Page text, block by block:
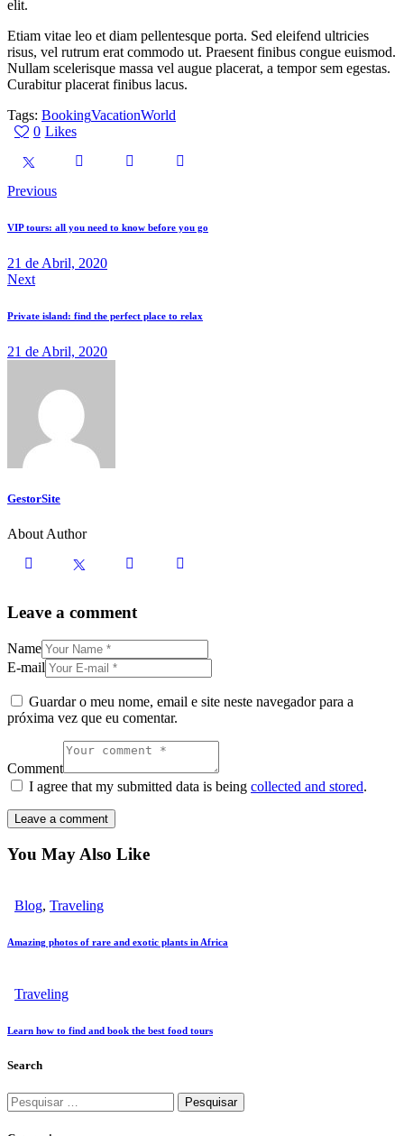
elit.
Etiam vitae leo et diam pellentesque porta. Sed eleifend ultricies
risus, vel rutrum erat commodo ut. Praesent finibus congue euismod.
Nullam scelerisque massa vel augue placerat, a tempor sem egestas.
Curabitur placerat finibus lacus.
Tags: BookingVacationWorld
0 Likes
Previous
VIP tours: all you need to know before you go
21 de Abril, 2020
Next
Private island: find the perfect place to relax
21 de Abril, 2020
GestorSite
About Author
Leave a comment
Name
E-mail
Guardar o meu nome, email e site neste navegador para a
próxima vez que eu comentar.
Comment
I agree that my submitted data is being collected and stored.
You May Also Like
Blog, Traveling
Amazing photos of rare and exotic plants in Africa
Traveling
Learn how to find and book the best food tours
Search